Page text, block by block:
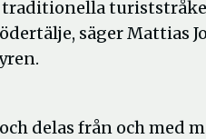
säger Mattias
delas från och med